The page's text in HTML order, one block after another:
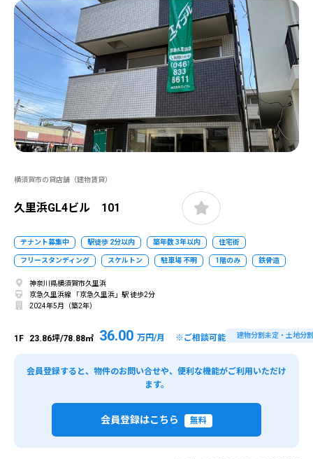
横須賀市の貸店舗（建物賃貸）
久里浜GL4ビル 101
テナント募集中 駅徒歩 2分以内 築年数 3年以内 住宅街
フリースタンディング スケルトン 駐車場 不明 1階のみ 鉄骨造
神奈川県横須賀市久里浜
京急久里浜線 「京急久里浜」駅 徒歩2分
2024年5月（築2年）
1F 23.86坪/78.88㎡ 36.00 万円/月 ※ご相談可能 建物分割未定・土地分
会員登録すると、物件のお問い合せや、便利な機能がご利用いただけ
ます。
会員登録はこちら 無料